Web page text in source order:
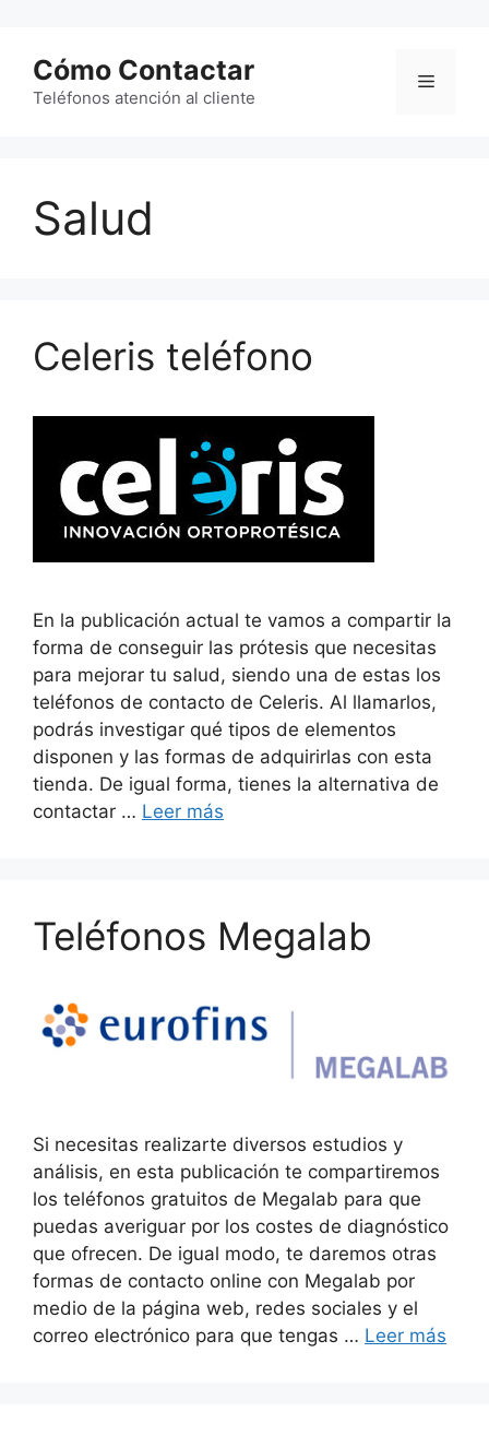
contenido
Cómo Contactar
Teléfonos atención al cliente
Menú
Salud
Celeris teléfono
En la publicación actual te vamos a compartir la
forma de conseguir las prótesis que necesitas
para mejorar tu salud, siendo una de estas los
teléfonos de contacto de Celeris. Al llamarlos,
podrás investigar qué tipos de elementos
disponen y las formas de adquirirlas con esta
tienda. De igual forma, tienes la alternativa de
contactar … Leer más
Teléfonos Megalab
Si necesitas realizarte diversos estudios y
análisis, en esta publicación te compartiremos
los teléfonos gratuitos de Megalab para que
puedas averiguar por los costes de diagnóstico
que ofrecen. De igual modo, te daremos otras
formas de contacto online con Megalab por
medio de la página web, redes sociales y el
correo electrónico para que tengas … Leer más